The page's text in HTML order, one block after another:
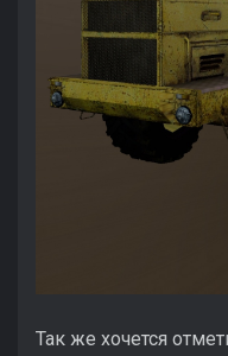
Так же хочется